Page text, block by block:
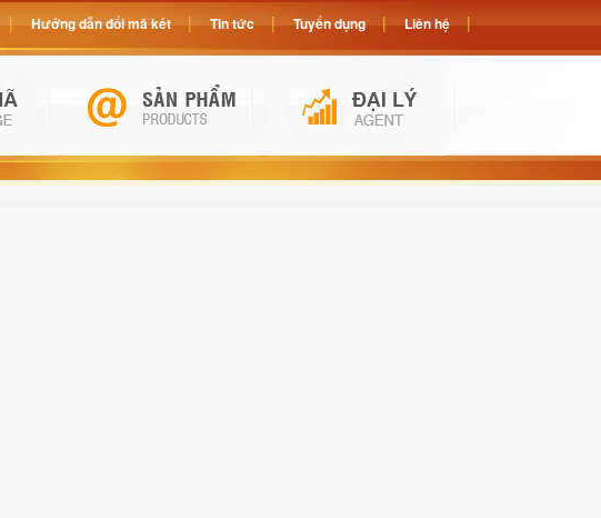
Hướng dẫn đổi mã két Tin tức Tuyển dụng Liên hệ